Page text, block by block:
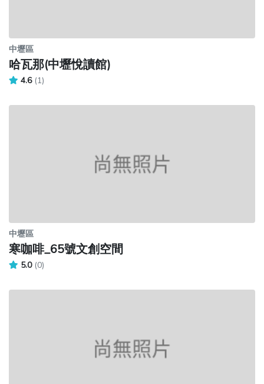
中壢區
哈瓦那(中壢悅讀館)
4.6 (1)
中壢區
寒咖啡_65號文創空間
5.0 (0)